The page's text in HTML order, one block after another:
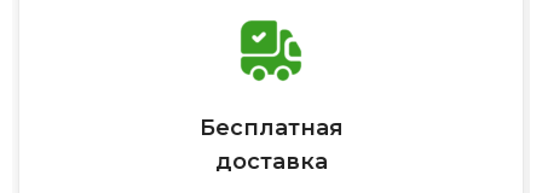
Бесплатная
доставка